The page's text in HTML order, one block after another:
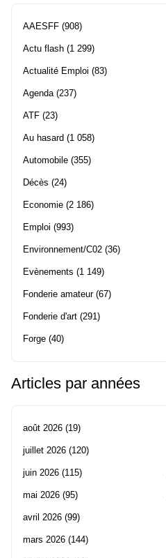
AAESFF (908)
Actu flash (1 299)
Actualité Emploi (83)
Agenda(237)
ATF (23)
Au hasard (1 058)
Automobile (355)
Décès (24)
Economie (2 186)
Emploi (993)
Environnement/C02 (36)
Evènements (1 149)
Fonderie amateur(67)
Fonderie d'art (291)
Forge (40)
Articles par années
août 2026 (19)
juillet 2026 (120)
juin 2026 (115)
mai 2026 (95)
avril 2026 (99)
mars 2026 (144)